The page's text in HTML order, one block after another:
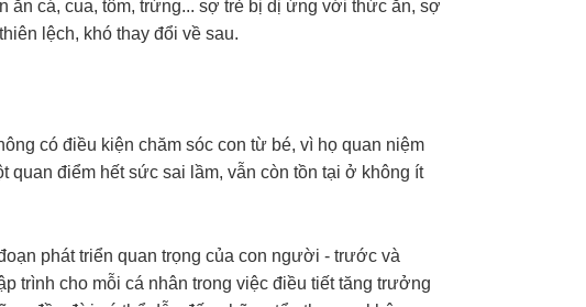
cá, cua, tôm, trứng... sợ trẻ bị dị ứng với thức ăn, sợ
lệch, khó thay đổi về sau.
có điều kiện chăm sóc con từ bé, vì họ quan niệm
quan điểm hết sức sai lầm, vẫn còn tồn tại ở không ít
phát triển quan trọng của con người - trước và
trình cho mỗi cá nhân trong việc điều tiết tăng trưởng